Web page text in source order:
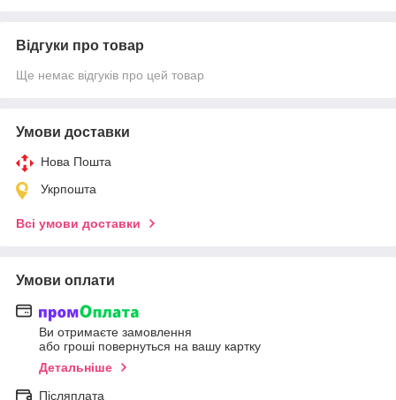
Відгуки про товар
Ще немає відгуків про цей товар
Умови доставки
Нова Пошта
Укрпошта
Всі умови доставки
Умови оплати
Ви отримаєте замовлення
або гроші повернуться на вашу картку
Детальніше
Післяплата